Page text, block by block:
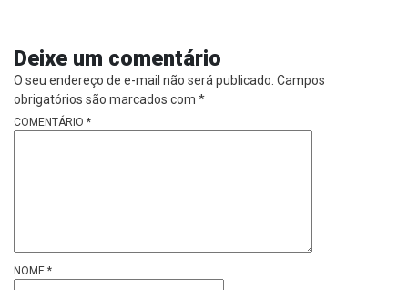
Deixe um comentário
O seu endereço de e-mail não será publicado. Campos
obrigatórios são marcados com *
COMENTÁRIO *
NOME *